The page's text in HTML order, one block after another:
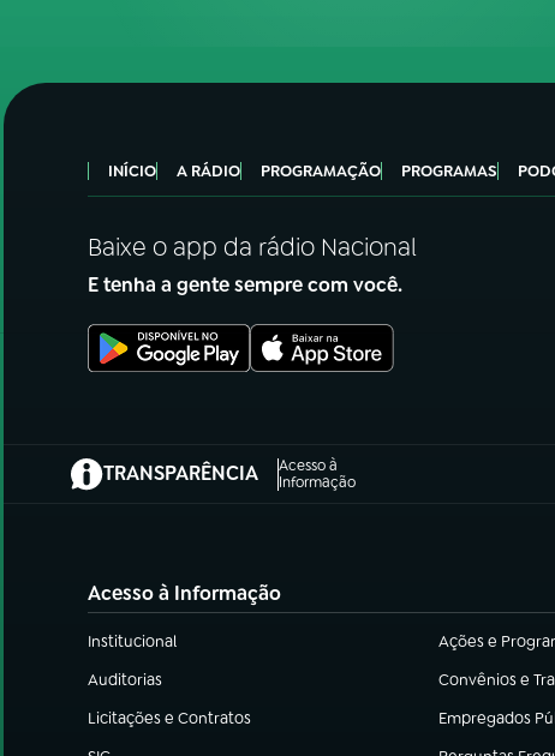
INÍCIO A RÁDIO PROGRAMAÇÃO PROGRAMAS
Baixe o app da rádio Nacional
E tenha a gente sempre com você.
TRANSPARÊNCIA
Acesso à
Informação
(abre em nova aba)
Acesso à Informação
Institucional
(abre em nova aba) Ações e
(abre em nova
Auditorias
(abre em nova aba) Convênios e
(abre em nova
Licitações e Contratos
(abre em nova aba) Empregados
(abre em nova